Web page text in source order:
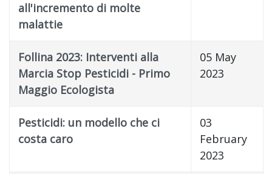
all'incremento di molte
malattie
Follina 2023: Interventi alla
Marcia Stop Pesticidi - Primo
Maggio Ecologista
05 May
2023
Pesticidi: un modello che ci
costa caro
03
February
2023